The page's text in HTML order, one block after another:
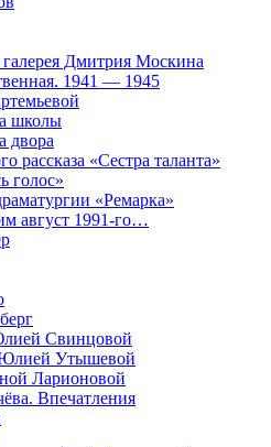
Дмитрия Москина
1941 — 1945
школы
двора
рассказа «Сестра таланта»
голос»
«Ремарка»
август 1991-го…
Свинцовой
Юлией Утышевой
Ларионовой
Впечатления